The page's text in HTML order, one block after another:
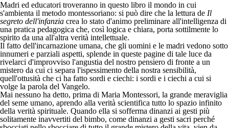
Madri ed educatori troveranno in questo libro il mondo in cui
s'ambienta il metodo montessoriano: si può dire che la lettura de Il
segreto dell'infanzia crea lo stato d'animo preliminare all'intelligenza di
una pratica pedagogica che, così logica e chiara, porta sottilmente lo
spirito da una all'altra verità intellettuale.
Il fatto dell'incarnazione umana, che gli uomini e le madri vedono sotto
innumeri e parziali aspetti, splende in queste pagine di tale luce da
rivelarci d'improvviso l'angustia del nostro pensiero di fronte a un
mistero da cui ci separa l'ispessimento della nostra sensibilità,
quell'ottusità che ci ha fatto sordi e ciechi: i sordi e i ciechi a cui si
volge la parola del Vangelo.
Mai nessuno ha detto, prima di Maria Montessori, la grande meraviglia
del seme umano, aprendo alla verità scientifica tutto lo spazio infinito
della verità spirituale. Quando ella si sofferma dinanzi ai gesti più
solitamente inavvertiti del bimbo, come dinanzi a gesti sacri perché